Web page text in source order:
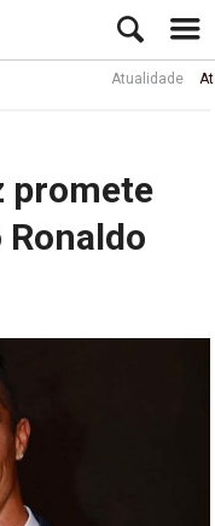
Atualidade Ator
promete